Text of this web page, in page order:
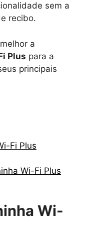
sem a
recibo.
a
Plus para a
principais
Fi Plus
Wi-Fi Plus
Wi-